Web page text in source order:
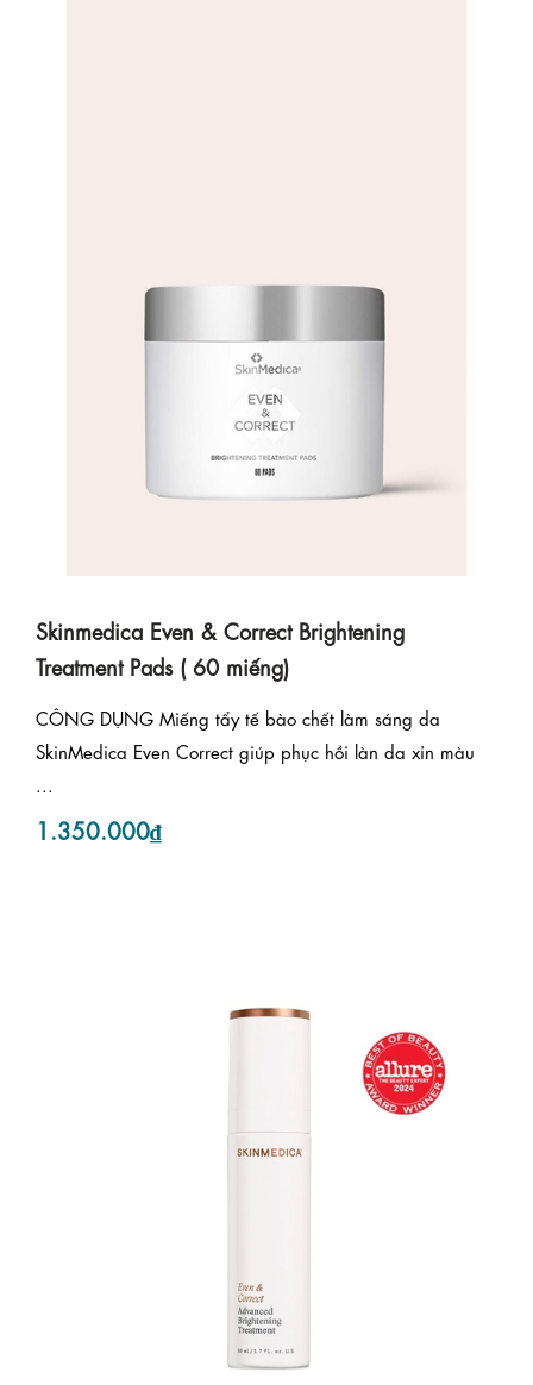
Skinmedica Even & Correct Brightening
Treatment Pads ( 60 miếng)
CÔNG DỤNG Miếng tẩy tế bào chết làm sáng da
SkinMedica Even Correct giúp phục hồi làn da xỉn màu
...
1.350.000₫